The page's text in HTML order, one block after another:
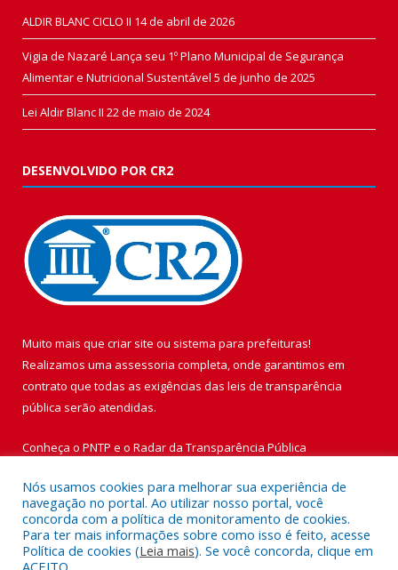
ALDIR BLANC CICLO II 14 de abril de 2026
Vigia de Nazaré Lança seu 1º Plano Municipal de Segurança
Alimentar e Nutricional Sustentável 5 de junho de 2025
Lei Aldir Blanc II 22 de maio de 2024
DESENVOLVIDO POR CR2
Muito mais que criar site ou sistema para prefeituras!
Realizamos uma assessoria completa, onde garantimos em
contrato que todas as exigências das leis de transparência
pública serão atendidas.
Conheça o PNTP e o Radar da Transparência Pública
Todos os direitos reservados a Prefeitura Municipal de Vigia de
Nazaré.
Nós usamos cookies para melhorar sua experiência de
navegação no portal. Ao utilizar nosso portal, você
concorda com a política de monitoramento de cookies.
Para ter mais informações sobre como isso é feito, acesse
Política de cookies (Leia mais). Se você concorda, clique em
ACEITO.